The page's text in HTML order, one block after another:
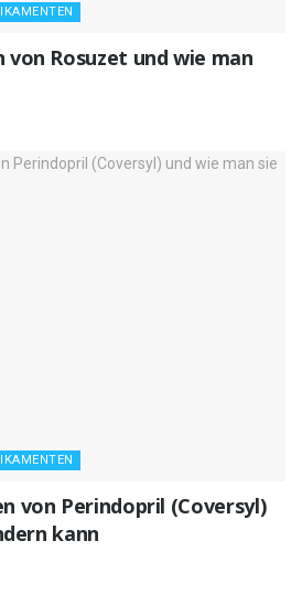
Rosuzet und wie man
von Perindopril (Coversyl)
kann